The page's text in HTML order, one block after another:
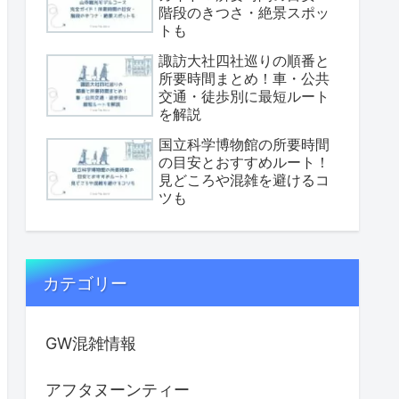
階段のきつさ・絶景スポッ
トも
諏訪大社四社巡りの順番と
所要時間まとめ！車・公共
交通・徒歩別に最短ルート
を解説
国立科学博物館の所要時間
の目安とおすすめルート！
見どころや混雑を避けるコ
ツも
カテゴリー
GW混雑情報
アフタヌーンティー